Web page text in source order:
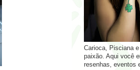
Carioca, Pisciana
paixão. Aqui você
resenhas, eventos